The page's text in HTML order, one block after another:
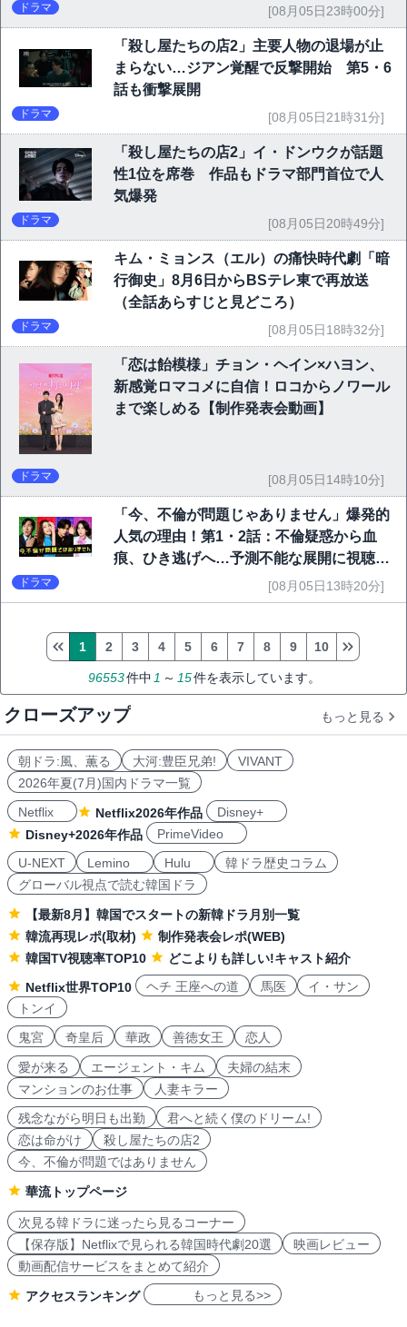
ドラマ [08月05日23時00分]
「殺し屋たちの店2」主要人物の退場が止
まらない…ジアン覚醒で反撃開始 第5・6
話も衝撃展開
ドラマ [08月05日21時31分]
「殺し屋たちの店2」イ・ドンウクが話題
性1位を席巻 作品もドラマ部門首位で人
気爆発
ドラマ [08月05日20時49分]
キム・ミョンス（エル）の痛快時代劇「暗
行御史」8月6日からBSテレ東で再放送
（全話あらすじと見どころ）
ドラマ [08月05日18時32分]
「恋は飴模様」チョン・ヘイン×ハヨン、
新感覚ロマコメに自信！ロコからノワール
まで楽しめる【制作発表会動画】
ドラマ [08月05日14時10分]
「今、不倫が問題じゃありません」爆発的
人気の理由！第1・2話：不倫疑惑から血
痕、ひき逃げへ…予測不能な展開に視聴者
ドラマ [08月05日13時20分]
96553件中1 ～ 15件を表示しています。
1 2 3 4 5 6 7 8 9 10
クローズアップ もっと見る
朝ドラ:風、薫る 大河:豊臣兄弟!
VIVANT
2026年夏(7月)国内ドラマ一覧
Netflix
Netflix2026年作品
Disney+
Disney+2026年作品
PrimeVideo
U-NEXT
Lemino Hulu
韓ドラ歴史コラム
グローバル視点で読む韓国ドラ
【最新8月】韓国でスタートの新韓ドラ月別一覧
韓流再現レポ(取材)
制作発表会レポ(WEB)
韓国TV視聴率TOP10
どこよりも詳しい!キャスト紹介
Netflix世界TOP10
ヘチ 王座への道 馬医
イ・サン
トンイ
鬼宮
奇皇后 華政 善徳女王 恋人
愛が来る エージェント・キム
夫婦の結末
マンションのお仕事
人妻キラー
残念ながら明日も出勤
君へと続く僕のドリーム!
恋は命がけ
殺し屋たちの店2
今、不倫が問題ではありません
華流トップページ
次見る韓ドラに迷ったら見るコーナー
【保存版】Netflixで見られる韓国時代劇20選
映画レビュー
動画配信サービスをまとめて紹介
アクセスランキング もっと見る>>